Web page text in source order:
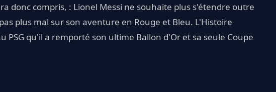
donc compris, : Lionel Messi ne souhaite plus s'étendre outre
plus mal sur son aventure en Rouge et Bleu. L'Histoire
PSG qu'il a remporté son ultime Ballon d'Or et sa seule Coupe